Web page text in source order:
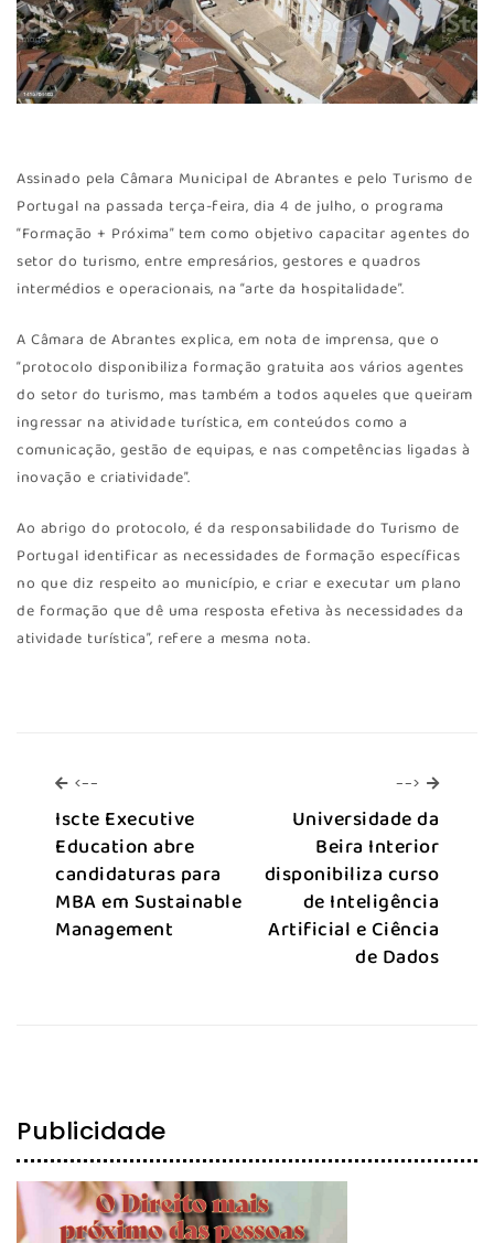
Assinado pela Câmara Municipal de Abrantes e pelo Turismo de
Portugal na passada terça-feira, dia 4 de julho, o programa
“Formação + Próxima” tem como objetivo capacitar agentes do
setor do turismo, entre empresários, gestores e quadros
intermédios e operacionais, na “arte da hospitalidade”.
A Câmara de Abrantes explica, em nota de imprensa, que o
“protocolo disponibiliza formação gratuita aos vários agentes
do setor do turismo, mas também a todos aqueles que queiram
ingressar na atividade turística, em conteúdos como a
comunicação, gestão de equipas, e nas competências ligadas à
inovação e criatividade”.
Ao abrigo do protocolo, é da responsabilidade do Turismo de
Portugal identificar as necessidades de formação específicas
no que diz respeito ao município, e criar e executar um plano
de formação que dê uma resposta efetiva às necessidades da
atividade turística”, refere a mesma nota.
<--
Iscte Executive
Education abre
candidaturas para
MBA em Sustainable
Management
--> -->
Universidade da
Beira Interior
disponibiliza curso
de Inteligência
Artificial e Ciência
de Dados
Publicidade